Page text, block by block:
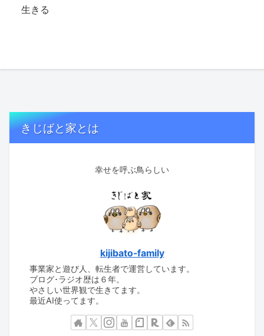
生きる
きじばと家とは
幸せを呼ぶ鳥らしい
kijibato-family
事業家と遊び人、転生者で運営しています。
ブログ･ラジオ歴は６年。
やさしい世界観で生きてます。
最近AI使ってます。